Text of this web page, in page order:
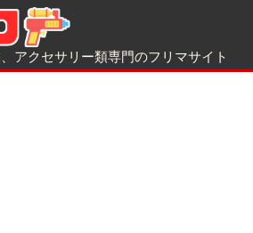
アクセサリー類専門のフリマサイト